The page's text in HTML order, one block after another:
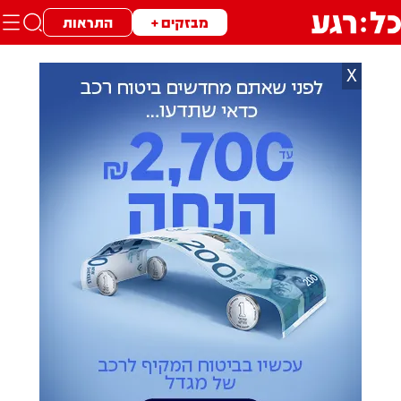
מבזקים + התראות
X